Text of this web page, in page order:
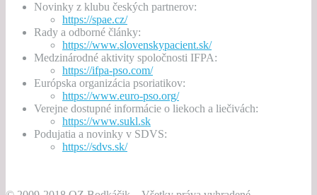
Novinky z klubu českých partnerov:
https://spae.cz/
Rady a odborné články:
https://www.slovenskypacient.sk/
Medzinárodné aktivity spoločnosti IFPA:
https://ifpa-pso.com/
Európska organizácia psoriatikov:
https://www.euro-pso.org/
Verejne dostupné informácie o liekoch a liečivách:
https://www.sukl.sk
Podujatia a novinky v SDVS:
https://sdvs.sk/